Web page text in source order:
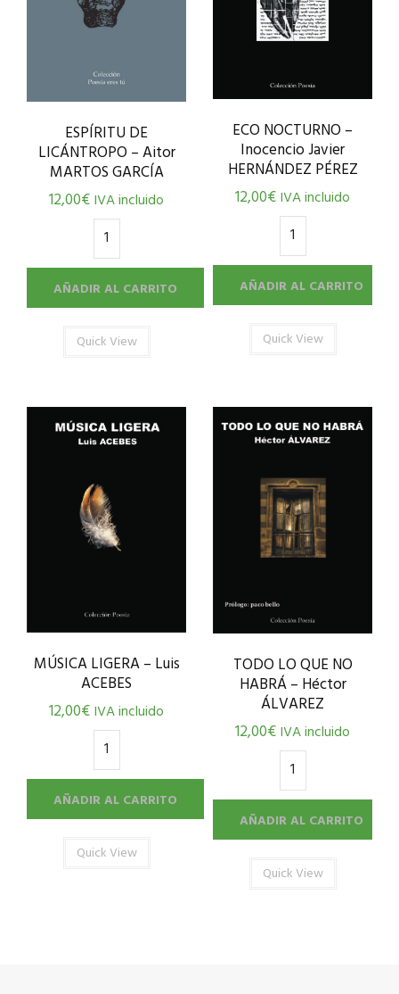
ESPÍRITU DE
LICÁNTROPO – Aitor
MARTOS GARCÍA
12,00€IVA incluido
AÑADIR AL CARRITO
Quick View
ECO NOCTURNO –
Inocencio Javier
HERNÁNDEZ PÉREZ
12,00€IVA incluido
AÑADIR AL CARRITO
Quick View
MÚSICA LIGERA – Luis
ACEBES
12,00€IVA incluido
AÑADIR AL CARRITO
Quick View
TODO LO QUE NO
HABRÁ – Héctor
ÁLVAREZ
12,00€IVA incluido
AÑADIR AL CARRITO
Quick View